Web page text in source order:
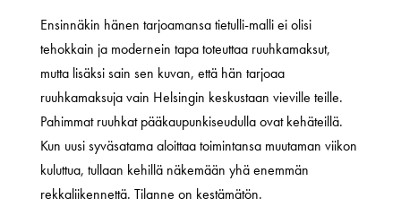
Ensinnäkin hänen tarjoamansa tietulli-malli ei olisi
tehokkain ja modernein tapa toteuttaa ruuhkamaksut,
mutta lisäksi sain sen kuvan, että hän tarjoaa
ruuhkamaksuja vain Helsingin keskustaan vieville teille.
Pahimmat ruuhkat pääkaupunkiseudulla ovat kehäteillä.
Kun uusi syväsatama aloittaa toimintansa muutaman viikon
kuluttua, tullaan kehillä näkemään yhä enemmän
rekkaliikennettä. Tilanne on kestämätön.